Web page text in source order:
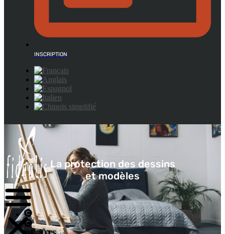
INSCRIPTION
La protection des dessins
et modèles